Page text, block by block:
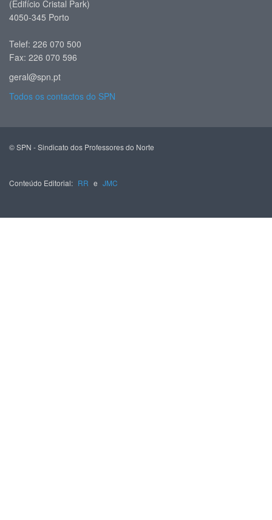
(Edifício Cristal Park)
4050-345 Porto
Telef: 226 070 500
Fax: 226 070 596
geral@spn.pt
Todos os contactos do SPN
© SPN - Sindicato dos Professores do Norte
Conteúdo Editorial: RR e JMC